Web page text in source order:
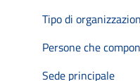
Tipo di
Persone che
Sede principale